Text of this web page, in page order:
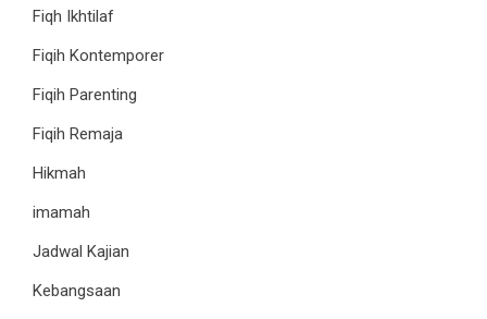
Fiqh Ikhtilaf
Fiqih Kontemporer
Fiqih Parenting
Fiqih Remaja
Hikmah
imamah
Jadwal Kajian
Kebangsaan